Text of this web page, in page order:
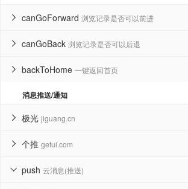
canGoForward 浏览记录是否可以前进

canGoBack 浏览记录是否可以后退

backToHome 一键返回首页

消息推送/通知
极光 jiguang.cn

个推 getui.com

push 云消息(推送)
